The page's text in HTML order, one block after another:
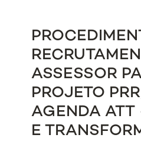
ASSESSOR
PROJETO
AGENDA ATT
E